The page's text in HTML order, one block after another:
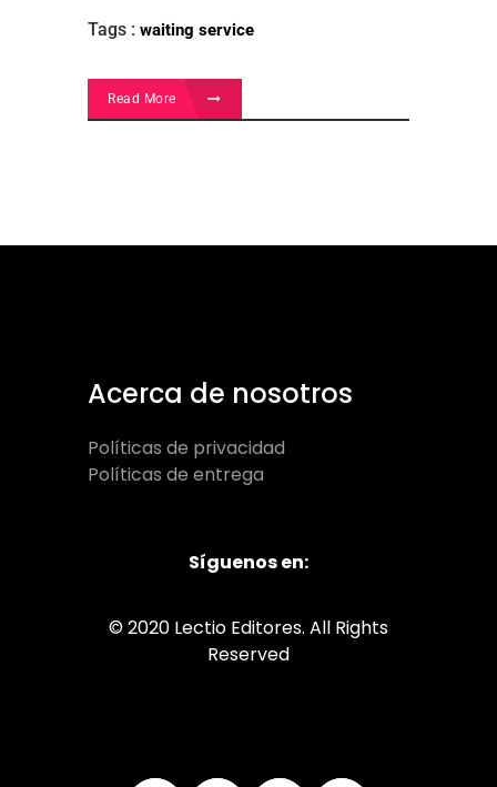
Tags : waiting service
Read More
Acerca de nosotros
Políticas de privacidad
Políticas de entrega
Síguenos en:
© 2020 Lectio Editores. All Rights
Reserved